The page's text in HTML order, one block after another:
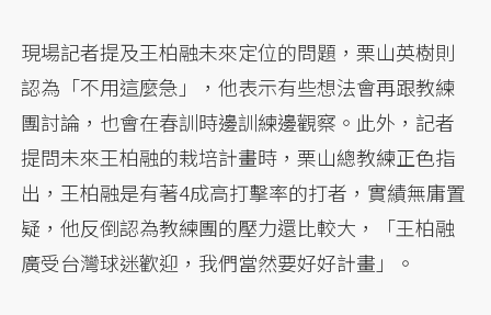
現場記者提及王柏融未來定位的問題，栗山英樹則
認為「不用這麼急」，他表示有些想法會再跟教練
團討論，也會在春訓時邊訓練邊觀察。此外，記者
提問未來王柏融的栽培計畫時，栗山總教練正色指
出，王柏融是有著4成高打擊率的打者，實績無庸置
疑，他反倒認為教練團的壓力還比較大，「王柏融
廣受台灣球迷歡迎，我們當然要好好計畫」。